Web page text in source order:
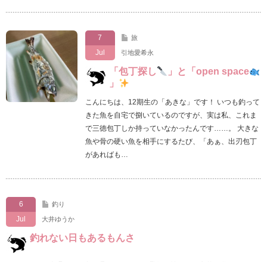
7
Jul
旅
引地愛希永
「包丁探し
」と「open space
」
こんにちは、12期生の「あきな」です！ いつも釣って
きた魚を自宅で捌いているのですが、実は私、これま
で三徳包丁しか持っていなかったんです……。 大きな
魚や骨の硬い魚を相手にするたび、「あぁ、出刃包丁
があればも…
6
Jul
釣り
大井ゆうか
釣れない日もあるもんさ